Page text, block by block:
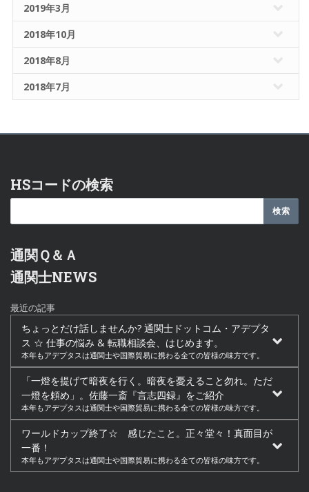
2019年3月
2018年10月
2018年8月
2018年7月
HSコードの検索
通関Ｑ＆Ａ
通関士NEWS
最近の記事
ちょっとだけ話しませんか? 通関士ドットコム・アデプタ
ス ☆ 仕事の悩み & 転職相談会、はじめます。
本年もアデプタスは通関士や国際貿易に携わる全ての皆様の味方です。
「一燈を提げて暗夜を行く。暗夜を憂えること勿れ。ただ
一燈を頼め」。佐藤一斎『言志四録』をご紹介
本年もアデプタスは通関士や国際貿易に携わる全ての皆様の味方です。
ワールドカップ終了☆ 感じたこと。正々堂々！真面目が
一番！
本年もアデプタスは通関士や国際貿易に携わる全ての皆様の味方です。